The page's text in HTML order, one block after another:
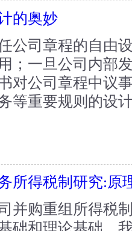
的奥妙
公司章程的自由
；一旦公司内部
对公司章程中议
等重要规则的设
所得税制研究:原
并购重组所得税